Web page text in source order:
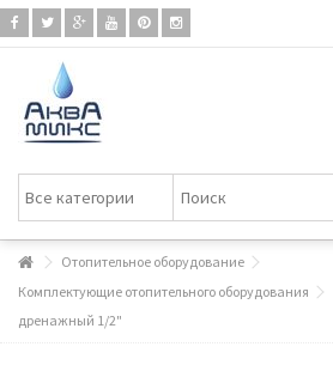
Отопительное оборудование
Комплектующие отопительного оборудования
дренажный 1/2"